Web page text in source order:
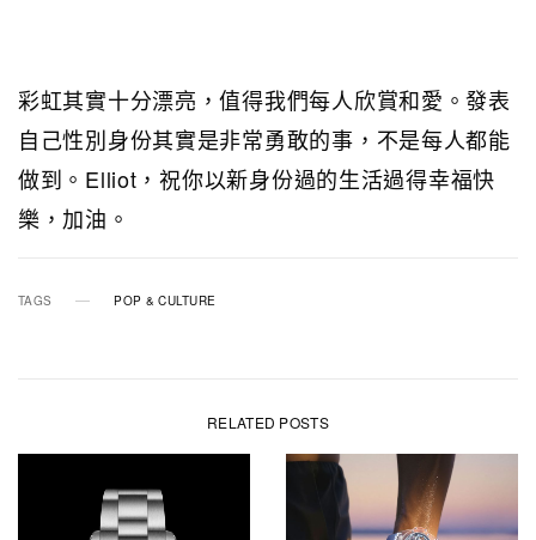
彩虹其實十分漂亮，值得我們每人欣賞和愛。發表
自己性別身份其實是非常勇敢的事，不是每人都能
做到。Elliot，祝你以新身份過的生活過得幸福快
樂，加油。
TAGS POP & CULTURE
RELATED POSTS